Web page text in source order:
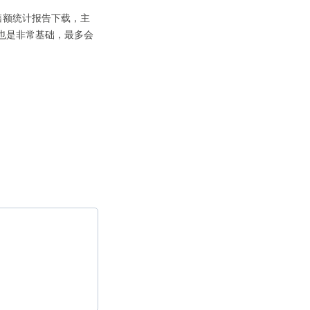
统计报告下载，主
是非常基础，最多会